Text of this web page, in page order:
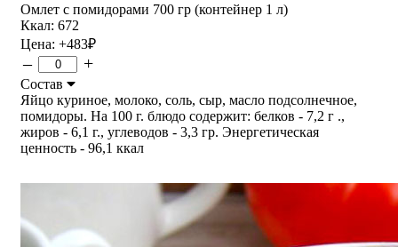
Омлет с помидорами 700 гр (контейнер 1 л)
Ккал: 672
Цена: +483₽
– +
Состав
Яйцо куриное, молоко, соль, сыр, масло подсолнечное,
помидоры. На 100 г. блюдо содержит: белков - 7,2 г .,
жиров - 6,1 г., углеводов - 3,3 гр. Энергетическая
ценность - 96,1 ккал